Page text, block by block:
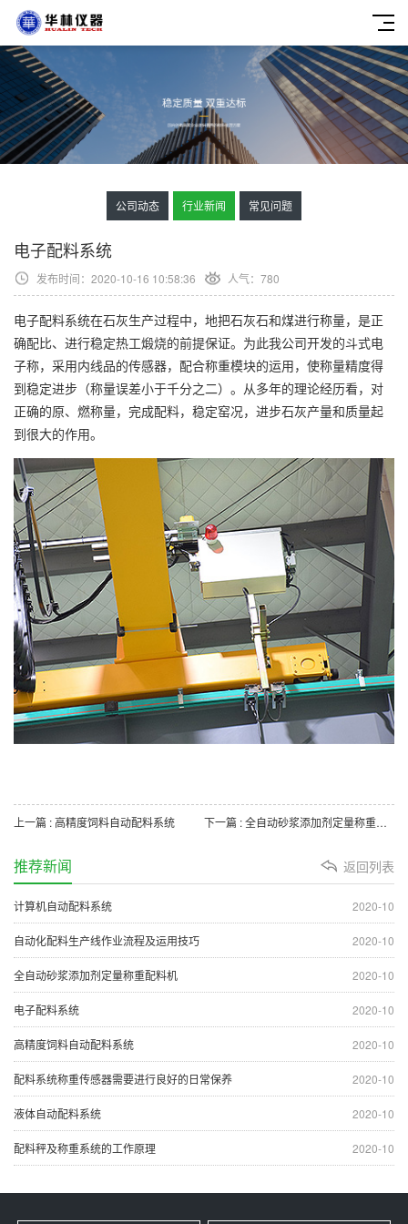
公司动态 行业新闻 常见问题
电子配料系统
发布时间：2020-10-16 10:58:36 人气： 780
电子配料系统在石灰生产过程中，地把石灰石和煤进行称量，是正
确配比、进行稳定热工煅烧的前提保证。为此我公司开发的斗式电
子称，采用内线品的传感器，配合称重模块的运用，使称量精度得
到稳定进步（称量误差小于千分之二）。从多年的理论经历看，对
正确的原、燃称量，完成配料，稳定窑况，进步石灰产量和质量起
到很大的作用。
上一篇 : 高精度饲料自动配料系统 下一篇 : 全自动砂浆添加剂定量称重配料机
返回列表
推荐新闻
2020-10
计算机自动配料系统
2020-10
自动化配料生产线作业流程及运用技巧
2020-10
全自动砂浆添加剂定量称重配料机
2020-10
电子配料系统
2020-10
高精度饲料自动配料系统
2020-10
配料系统称重传感器需要进行良好的日常保养
2020-10
液体自动配料系统
2020-10
配料秤及称重系统的工作原理